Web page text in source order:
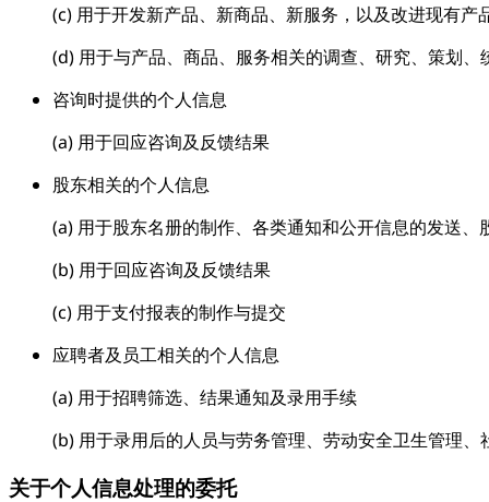
(c) 用于开发新产品、新商品、新服务，以及改进现有产
(d) 用于与产品、商品、服务相关的调查、研究、策划、
咨询时提供的个人信息
(a) 用于回应咨询及反馈结果
股东相关的个人信息
(a) 用于股东名册的制作、各类通知和公开信息的发送
(b) 用于回应咨询及反馈结果
(c) 用于支付报表的制作与提交
应聘者及员工相关的个人信息
(a) 用于招聘筛选、结果通知及录用手续
(b) 用于录用后的人员与劳务管理、劳动安全卫生管理
关于个人信息处理的委托